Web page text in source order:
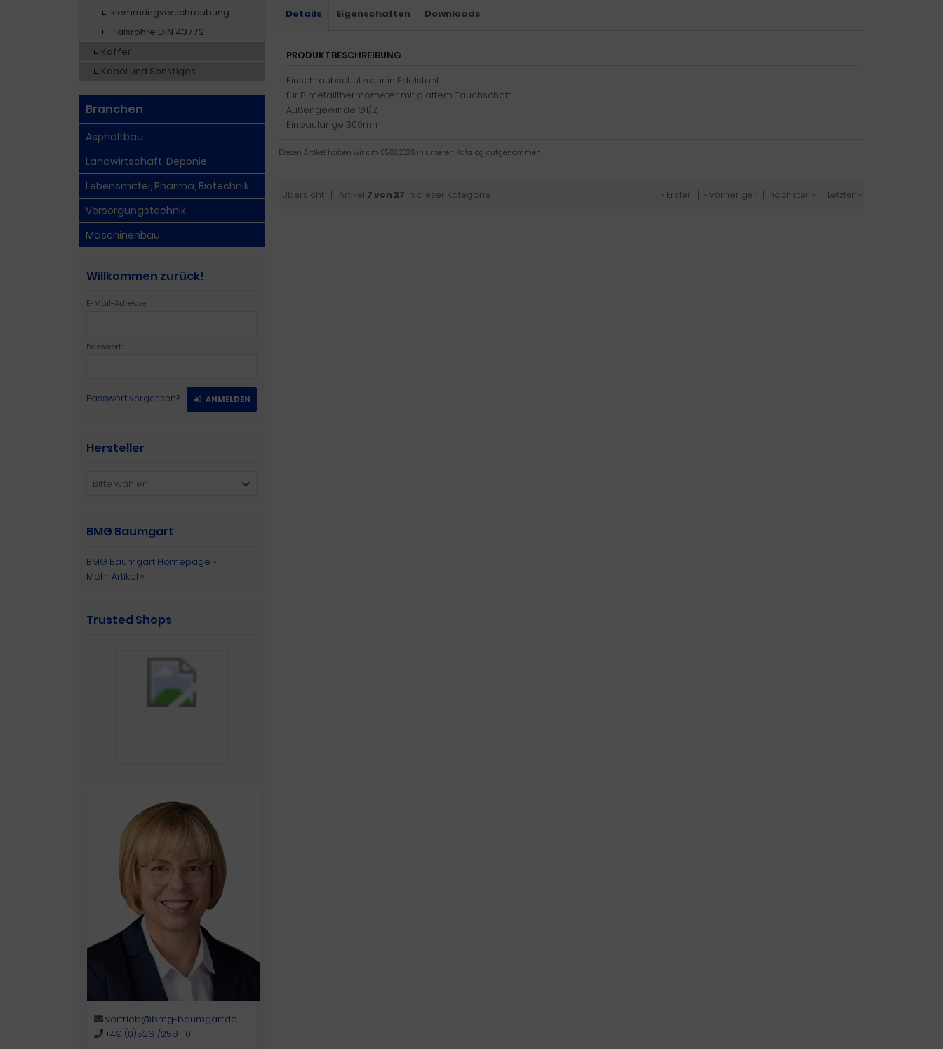
Details Eigenschaften Downloads
PRODUKTBESCHREIBUNG
Einschraubschutzrohr in Edelstahl
für Bimetallthermometer mit glattem Tauchschaft
Außengewinde G1/2
Einbaulänge 300mm
Diesen Artikel haben wir am 05.08.2026 in unseren Katalog aufgenommen.
Übersicht | Artikel 7 von 27 in dieser Kategorie « Erster « vorheriger nächster » Letzter »
klemmringverschraubung
Halsrohre DIN 43772
Koffer
Kabel und Sonstiges
Branchen
Asphaltbau
Landwirtschaft, Deponie
Lebensmittel, Pharma, Biotechnik
Versorgungstechnik
Maschinenbau
Willkommen zurück!
E-Mail-Adresse:
Passwort:
Passwort vergessen? ANMELDEN
Hersteller
Bitte wählen
BMG Baumgart
BMG Baumgart Homepage »
Mehr Artikel »
Trusted Shops
vertrieb@bmg-baumgart.de
+49 (0)5261/2581-0